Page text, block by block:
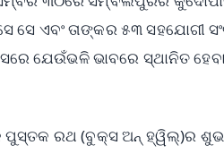
ସେ ଏବଂ ତାଙ୍କର ୫୩ ସହଯୋଗୀ
ଯେଉଁଭଳି ଭାବରେ ସ୍ଥାନିତ
ରଥ (ବୁକ୍ସ ଅନ୍ ହ୍ୱିଲ୍)ର